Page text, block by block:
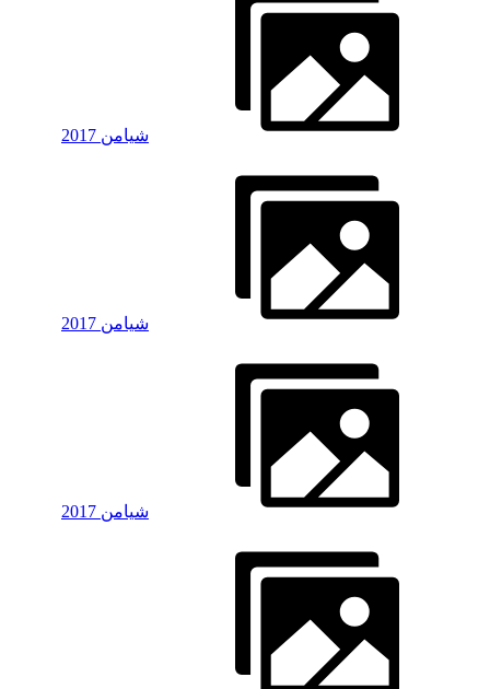
شیامن 2017
شیامن 2017
شیامن 2017